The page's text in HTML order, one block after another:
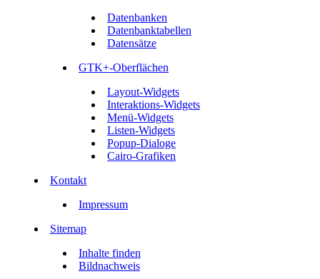
Datenbanken
Datenbanktabellen
Datensätze
GTK+-Oberflächen
Layout-Widgets
Interaktions-Widgets
Menü-Widgets
Listen-Widgets
Popup-Dialoge
Cairo-Grafiken
Kontakt
Impressum
Sitemap
Inhalte finden
Bildnachweis